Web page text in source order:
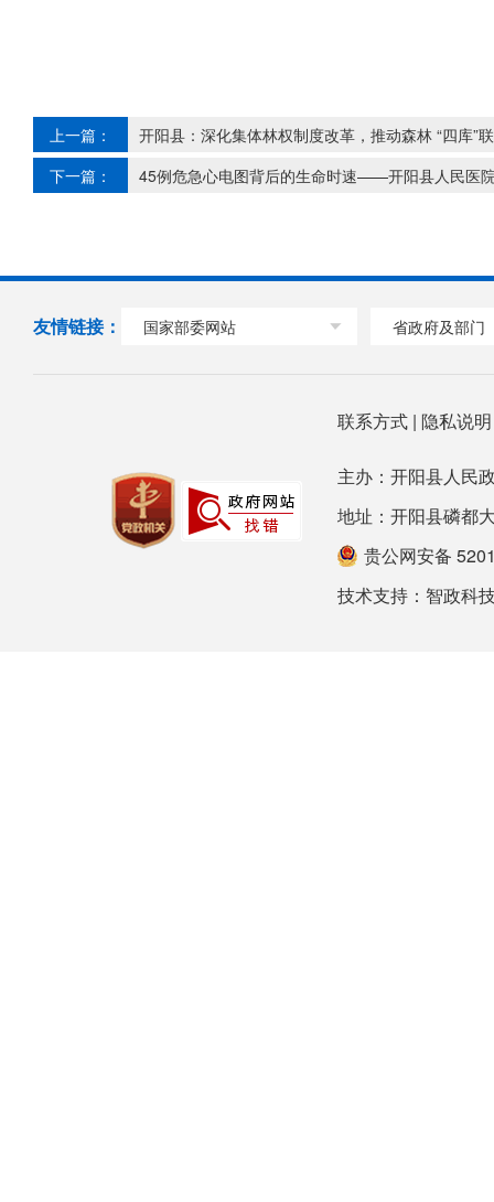
上一篇：
开阳县：深化集体林权制度改革，推动森林 “四库”
下一篇：
45例危急心电图背后的生命时速——开阳县人民医
友情链接： 国家部委网站 省政府及部门
联系方式| 隐私说
主办：开阳县人民
地址：开阳县磷都
贵公网安备
技术支持： 智政科